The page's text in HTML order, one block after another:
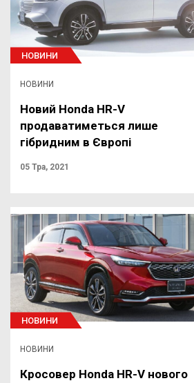
НОВИНИ
НОВИНИ
Новий Honda HR-V
продаватиметься лише
гібридним в Європі
05 Тра, 2021
НОВИНИ
НОВИНИ
Кросовер Honda HR-V нового